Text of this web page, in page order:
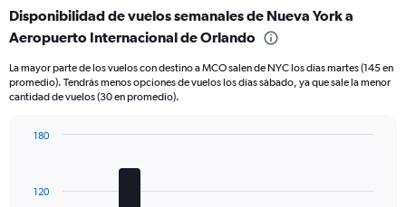
categories.
Range:
categories.
The
chart
displaying
Disponibilidad de vuelos semanales de Nueva York a
Aeropuerto Internacional de Orlando
La mayor parte de los vuelos con destino a MCO salen de NYC los días martes (145 en
promedio). Tendrás menos opciones de vuelos los días sábado, ya que sale la menor
cantidad de vuelos (30 en promedio).
120
180